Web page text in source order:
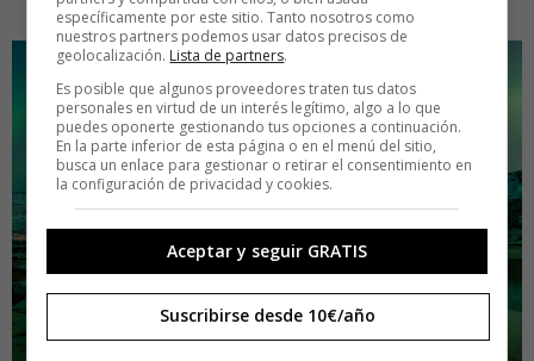
específicamente por este sitio. Tanto nosotros como
nuestros partners podemos usar datos precisos de
geolocalización. Lista de partners.
Es posible que algunos proveedores traten tus datos
personales en virtud de un interés legítimo, algo a lo que
puedes oponerte gestionando tus opciones a continuación.
En la parte inferior de esta página o en el menú del sitio,
busca un enlace para gestionar o retirar el consentimiento en
la configuración de privacidad y cookies.
Aceptar y seguir GRATIS
Suscribirse desde 10€/año